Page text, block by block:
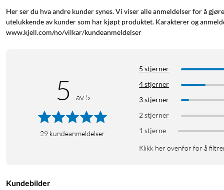
Her ser du hva andre kunder synes. Vi viser alle anmeldelser for å
utelukkende av kunder som har kjøpt produktet. Karakterer og
www.kjell.com/no/vilkar/kundeanmeldelser
5 av 5
29 kundeanmeldelser
5 stjerner
4 stjerner
3 stjerner
2 stjerner
1 stjerne
Klikk her ovenfor for å
Kundebilder